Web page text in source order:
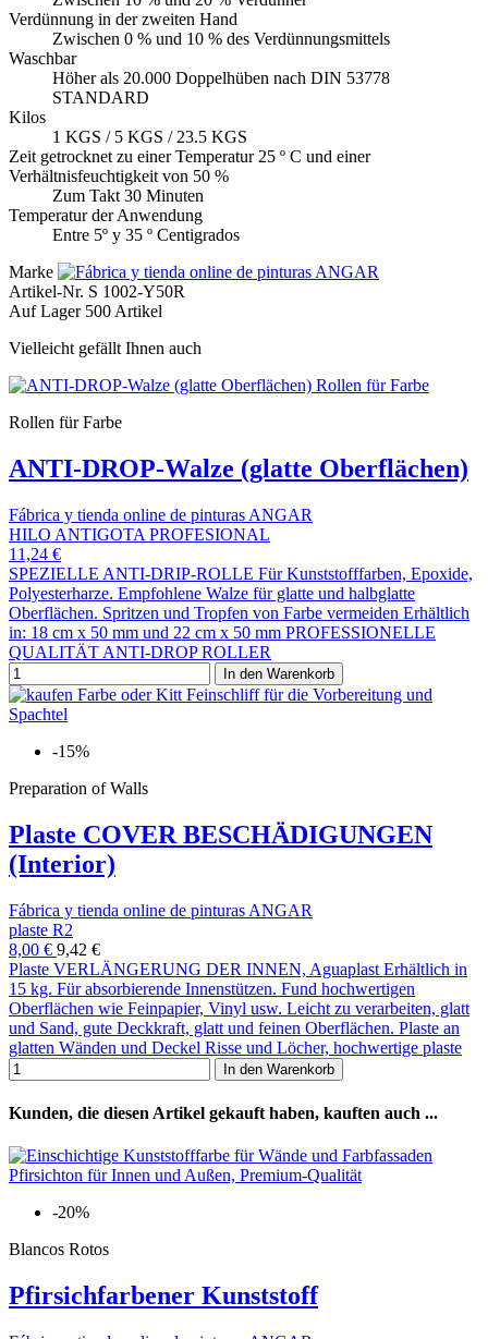
Verdünnung in der zweiten Hand
Zwischen 0 % und 10 % des Verdünnungsmittels
Waschbar
Höher als 20.000 Doppelhüben nach DIN 53778
STANDARD
Kilos
1 KGS / 5 KGS / 23.5 KGS
Zeit getrocknet zu einer Temperatur 25 º C und einer
Verhältnisfeuchtigkeit von 50 %
Zum Takt 30 Minuten
Temperatur der Anwendung
Entre 5º y 35 º Centigrados
Marke
Artikel-Nr. S 1002-Y50R
Auf Lager 500 Artikel
Vielleicht gefällt Ihnen auch
Rollen für Farbe
ANTI-DROP-Walze (glatte Oberflächen)
Fábrica y tienda online de pinturas ANGAR
HILO ANTIGOTA PROFESIONAL
11,24 €
SPEZIELLE ANTI-DRIP-ROLLE Für Kunststofffarben, Epoxide,
Polyesterharze. Empfohlene Walze für glatte und halbglatte
Oberflächen. Spritzen und Tropfen von Farbe vermeiden Erhältlich
in: 18 cm x 50 mm und 22 cm x 50 mm PROFESSIONELLE
QUALITÄT ANTI-DROP ROLLER
In den Warenkorb
-15%
Preparation of Walls
Plaste COVER BESCHÄDIGUNGEN
(Interior)
Fábrica y tienda online de pinturas ANGAR
plaste R2
8,00 € 9,42 €
Plaste VERLÄNGERUNG DER INNEN, Aguaplast Erhältlich in
15 kg. Für absorbierende Innenstützen. Fund hochwertigen
Oberflächen wie Feinpapier, Vinyl usw. Leicht zu verarbeiten, glatt
und Sand, gute Deckkraft, glatt und feinen Oberflächen. Plaste an
glatten Wänden und Deckel Risse und Löcher, hochwertige plaste
In den Warenkorb
Kunden, die diesen Artikel gekauft haben, kauften auch ...
-20%
Blancos Rotos
Pfirsichfarbener Kunststoff